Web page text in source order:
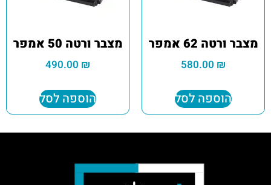
מצבר ורטה 62 אמפר
580.00 ₪
הוספה לסל
מצבר ורטה 50 אמפר
490.00 ₪
הוספה לסל